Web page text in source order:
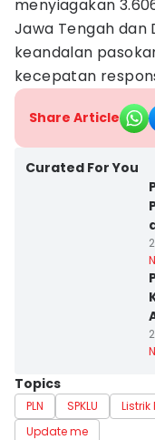
menyiagakan
Jawa Tengah dan
keandalan
kecepatan
Share Article
Curated For You
Topics
PLN SPKLU Listrik
Update me